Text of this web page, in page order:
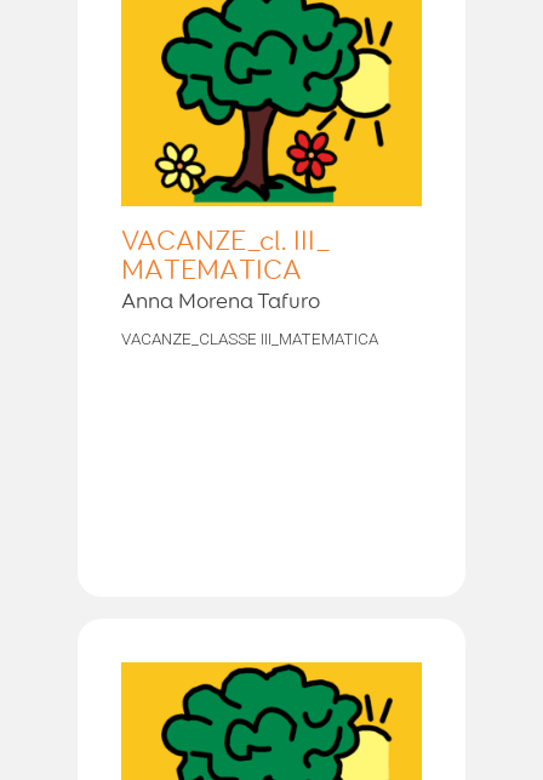
VACANZE_cl. III_
MATEMATICA
Anna Morena Tafuro
VACANZE_CLASSE III_MATEMATICA